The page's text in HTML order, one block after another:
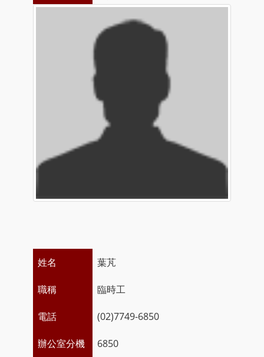
姓名 葉芃
職稱 臨時工
電話 (02)7749-6850
辦公室分機 6850